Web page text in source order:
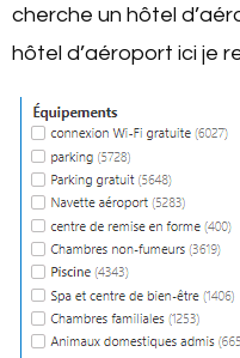
cherche un hôtel
hôtel d’aéroport ici je